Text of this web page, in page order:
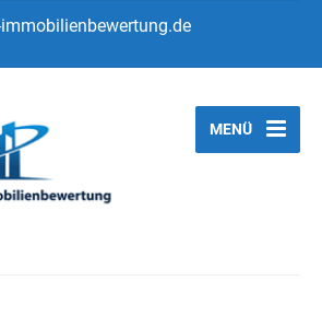
MENÜ